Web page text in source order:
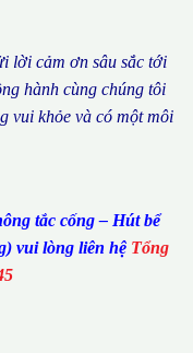
i lời cảm ơn sâu sắc tới
ng hành cùng chúng tôi
vui khỏe và có một môi
tắc cống – Hút bể
vui lòng liên hệ Tổng